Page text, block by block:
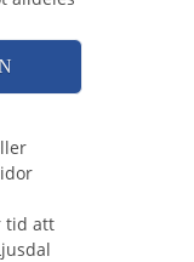
tid att